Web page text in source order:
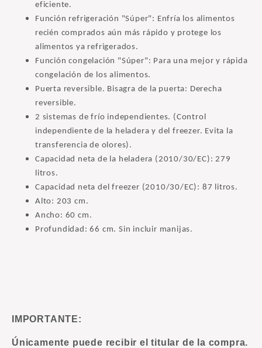
eficiente.
Función refrigeración "Súper": Enfría los alimentos
recién comprados aún más rápido y protege los
alimentos ya refrigerados.
Función congelación "Súper": Para una mejor y rápida
congelación de los alimentos.
Puerta reversible. Bisagra de la puerta: Derecha
reversible.
2 sistemas de frío independientes. (Control
independiente de la heladera y del freezer. Evita la
transferencia de olores).
Capacidad neta de la heladera (2010/30/EC): 279
litros.
Capacidad neta del freezer (2010/30/EC): 87 litros.
Alto: 203 cm.
Ancho: 60 cm.
Profundidad: 66 cm. Sin incluir manijas.
IMPORTANTE:
Únicamente puede recibir el titular de la compra.